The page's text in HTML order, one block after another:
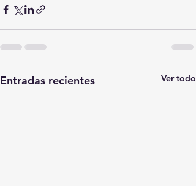
Entradas recientes Ver todo